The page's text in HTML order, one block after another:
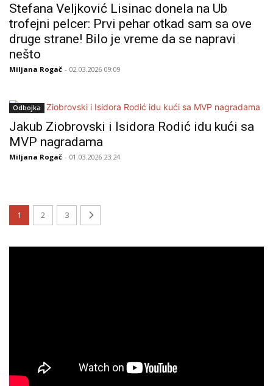
Stefana Veljković Lisinac donela na Ub
trofejni pelcer: Prvi pehar otkad sam sa ove
druge strane! Bilo je vreme da se napravi
nešto
Miljana Rogač - 02.03.2026 09:09
Odbojka
Jakub Ziobrovski i Isidora Rodić idu kući sa
MVP nagradama
Miljana Rogač - 01.03.2026 23:24
1 2 3